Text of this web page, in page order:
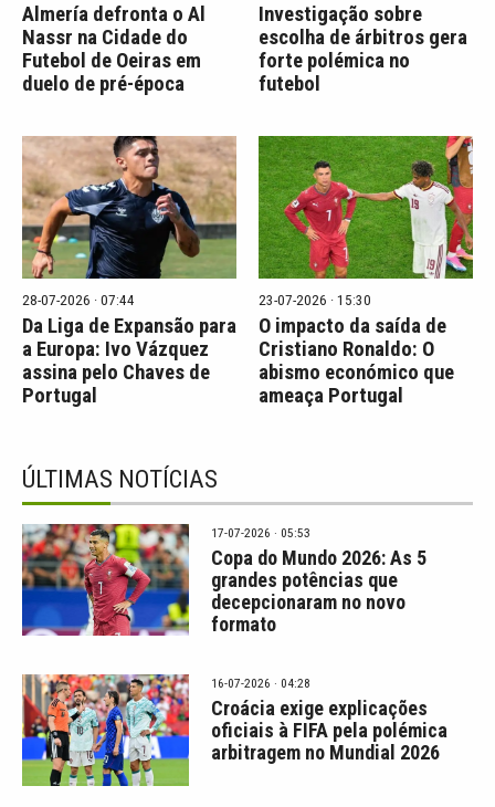
Almería defronta o Al
Nassr na Cidade do
Futebol de Oeiras em
duelo de pré-época
Investigação sobre
escolha de árbitros gera
forte polémica no
futebol
28-07-2026 · 07:44
Da Liga de Expansão para
a Europa: Ivo Vázquez
assina pelo Chaves de
Portugal
23-07-2026 · 15:30
O impacto da saída de
Cristiano Ronaldo: O
abismo económico que
ameaça Portugal
ÚLTIMAS NOTÍCIAS
17-07-2026 · 05:53
Copa do Mundo 2026: As 5
grandes potências que
decepcionaram no novo
formato
16-07-2026 · 04:28
Croácia exige explicações
oficiais à FIFA pela polémica
arbitragem no Mundial 2026